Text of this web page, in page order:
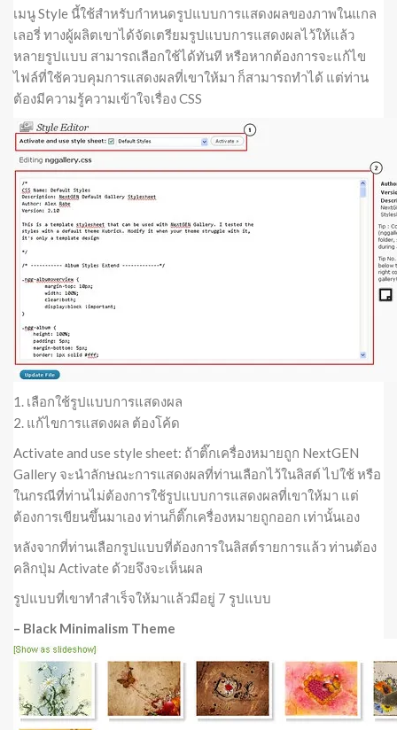
เมนู Style นี้ใช้สำหรับกำหนดรูปแบบการแสดงผลของภาพในแกล
เลอรี่ ทางผู้ผลิตเขาได้จัดเตรียมรูปแบบการแสดงผลไว้ให้แล้ว
หลายรูปแบบ สามารถเลือกใช้ได้ทันที หรือหากต้องการจะแก้ไข
ไฟล์ที่ใช้ควบคุมการแสดงผลที่เขาให้มา ก็สามารถทำได้ แต่ท่าน
ต้องมีความรู้ความเข้าใจเรื่อง CSS
1. เลือกใช้รูปแบบการแสดงผล
2. แก้ไขการแสดงผล ต้องโค้ด
Activate and use style sheet: ถ้าติ๊กเครื่องหมายถูก NextGEN
Gallery จะนำลักษณะการแสดงผลที่ท่านเลือกไว้ในลิสต์ ไปใช้ หรือ
ในกรณีที่ท่านไม่ต้องการใช้รูปแบบการแสดงผลที่เขาให้มา แต่
ต้องการเขียนขึ้นมาเอง ท่านก็ติ๊กเครื่องหมายถูกออก เท่านั้นเอง
หลังจากที่ท่านเลือกรูปแบบที่ต้องการในลิสต์รายการแล้ว ท่านต้อง
คลิกปุ่ม Activate ด้วยจึงจะเห็นผล
รูปแบบที่เขาทำสำเร็จให้มาแล้วมีอยู่ 7 รูปแบบ
– Black Minimalism Theme